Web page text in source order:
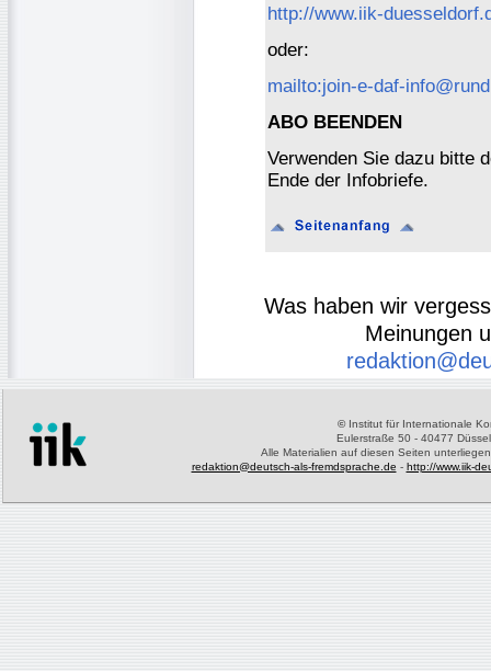
http://www.iik-
oder:
mailto:join-e-daf-
ABO BEENDEN
Verwenden Sie dazu bitte
Ende der Infobriefe.
Was haben wir
Meinungen
©Institut für Internationale
Eulerstraße 50 - 40477
Alle Materialien auf diesen Seiten
redaktion@deutsch-als-fremdsprache.de - http://www.iik-